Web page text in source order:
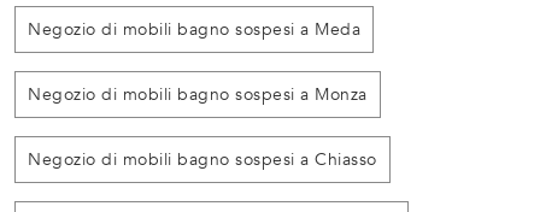
Negozio di mobili bagno sospesi a Meda
Negozio di mobili bagno sospesi a Monza
Negozio di mobili bagno sospesi a Chiasso